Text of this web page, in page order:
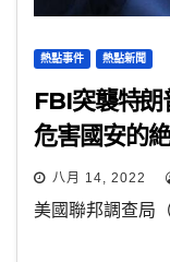
熱點事件 熱點新聞
FBI突襲特
危害國安的
八月 14, 2022
美國聯邦調查局